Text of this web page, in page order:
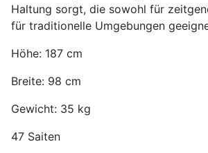
Haltung sorgt, die sowohl für
für traditionelle Umgebungen
Höhe: 187 cm
Breite: 98 cm
Gewicht: 35 kg
47 Saiten